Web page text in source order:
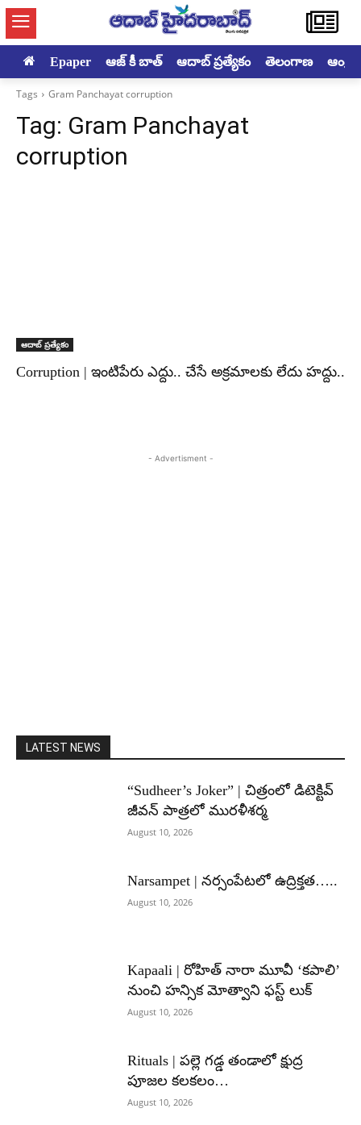
Epaper ఆజ్ కీ బాత్ ఆదాబ్ ప్రత్యేకం తెలంగాణ
Tags Gram Panchayat corruption
Tag: Gram Panchayat
corruption
ఆదాబ్ ప్రత్యేకం
Corruption | ఇంటిపేరు ఎద్దు.. చేసే అక్రమాలకు లేదు హద్దు..
- Advertisment -
LATEST NEWS
“Sudheer’s Joker” | చిత్రంలో డిటెక్టివ్
జీవన్ పాత్రలో మురళీశర్మ
August 10, 2026
Narsampet | నర్సంపేటలో ఉద్రిక్తత…..
August 10, 2026
Kapaali | రోహిత్ నారా మూవీ ‘కపాలి’
నుంచి హన్సిక మోత్వాని ఫస్ట్ లుక్
August 10, 2026
Rituals | పల్లె గడ్డ తండాలో క్షుద్ర
పూజల కలకలం…
August 10, 2026